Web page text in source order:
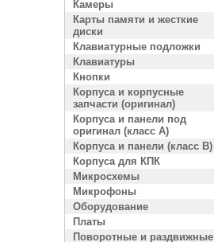
Камеры
Карты памяти и жесткие
диски
Клавиатурные подложки
Клавиатуры
Кнопки
Корпуса и корпусные
запчасти (оригинал)
Корпуса и панели под
оригинал (класс A)
Корпуса и панели (класс B)
Корпуса для КПК
Микросхемы
Микрофоны
Оборудование
Платы
Поворотные и раздвижные